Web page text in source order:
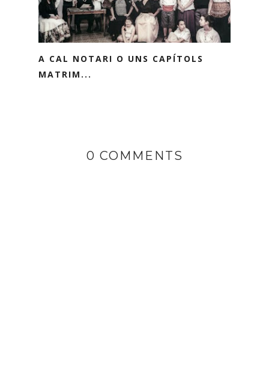
A CAL NOTARI O UNS CAPÍTOLS
MATRIM...
0 COMMENTS